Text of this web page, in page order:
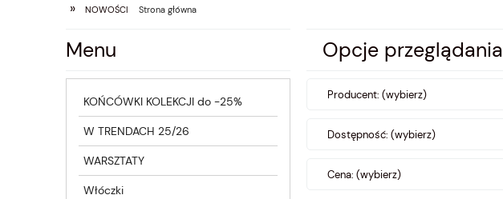
» NOWOŚCI Strona główna
Menu
KOŃCÓWKI KOLEKCJI do -25%
W TRENDACH 25/26
WARSZTATY
Włóczki
Opcje przeglądania
Producent: (wybierz)
Dostępność: (wybierz)
Cena: (wybierz)